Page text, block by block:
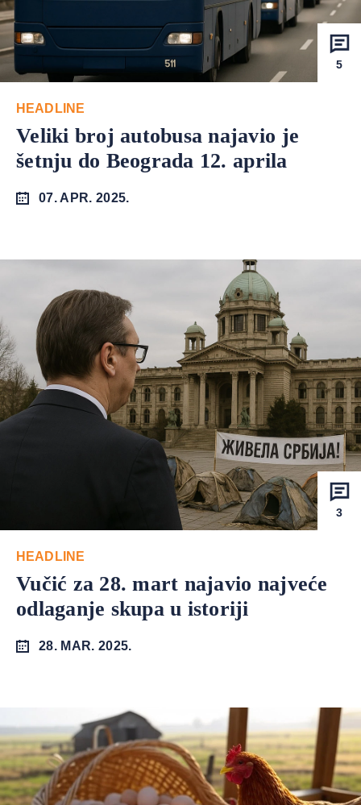
5
HEADLINE
Veliki broj autobusa najavio je
šetnju do Beograda 12. aprila
07. APR. 2025.
3
HEADLINE
Vučić za 28. mart najavio najveće
odlaganje skupa u istoriji
28. MAR. 2025.